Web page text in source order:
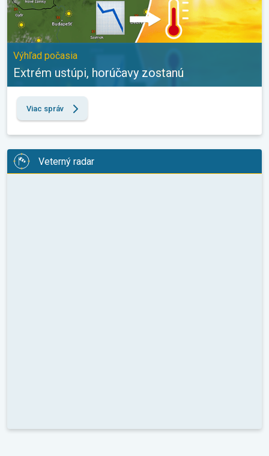
Výhľad počasia
Extrém ustúpi, horúčavy zostanú
Viac správ
Veterný radar